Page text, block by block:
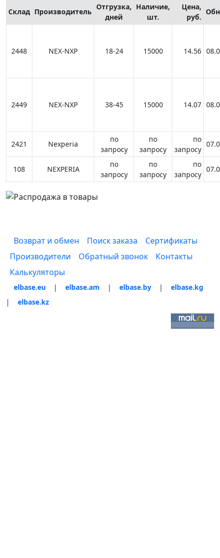
Склад Производитель
Отгрузка,
дней
Наличие,
шт.
Цена,
руб.
2448 NEX-NXP 18-24 15000 14,56
14.56
2449 NEX-NXP 38-45 15000 14,07
14.07
2421 Nexperia
по
запросу
999999999
по
запросу
по
запросу
108 NEXPERIA
по
запросу
999999999
по
запросу
по
запросу
Возврат и обмен Поиск заказа
Сертификаты
Производители
Обратный звонок
Контакты
Калькуляторы
elbase.eu | elbase.am | elbase.by |
elbase.kg
|
elbase.kz